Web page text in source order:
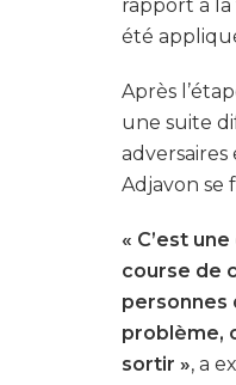
rapport à
été
Après
une suite
Adjavon se
« C’est
course de
personnes
problème,
sortir », a